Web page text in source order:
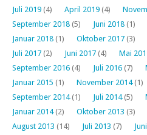
Juli 2019 (4) April 2019 (4)
September 2018 (5) Juni 2018 (1)
Januar 2018 (1) Oktober 2017 (3)
Juli 2017 (2) Juni 2017 (4) Mai
September 2016 (4) Juli 2016 (7)
Januar 2015 (1) November 2014(1)
September 2014(1) Juli 2014(5)
Januar 2014(2) Oktober 2013 (3)
August 2013 (14) Juli 2013 (7)